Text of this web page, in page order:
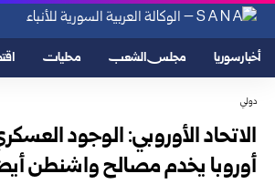
أخبار سوريا مجلس الشعب محليات
دولي
الاتحاد الأوروبي: الوجود
أوروبا يخدم مصالح واشنطن